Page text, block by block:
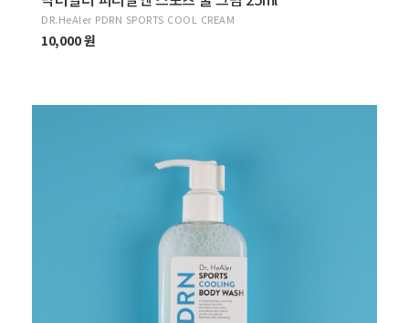
DR.HeAler PDRN SPORTS COOL CREAM
10,000 원